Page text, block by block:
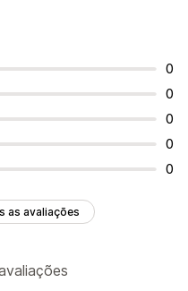
0
0
0
0
0
as avaliações